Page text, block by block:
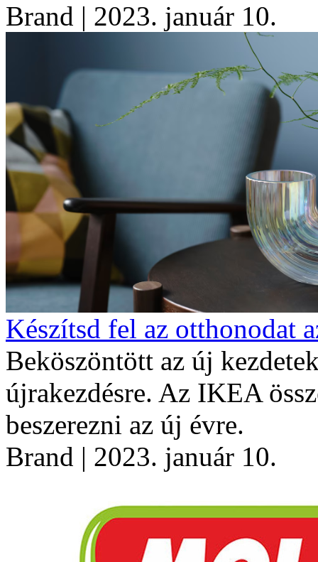
Brand | 2023. január 10.
Készítsd fel az otthonodat
Beköszöntött az új
újrakezdésre. Az IKEA
beszerezni az új évre.
Brand | 2023. január 10.